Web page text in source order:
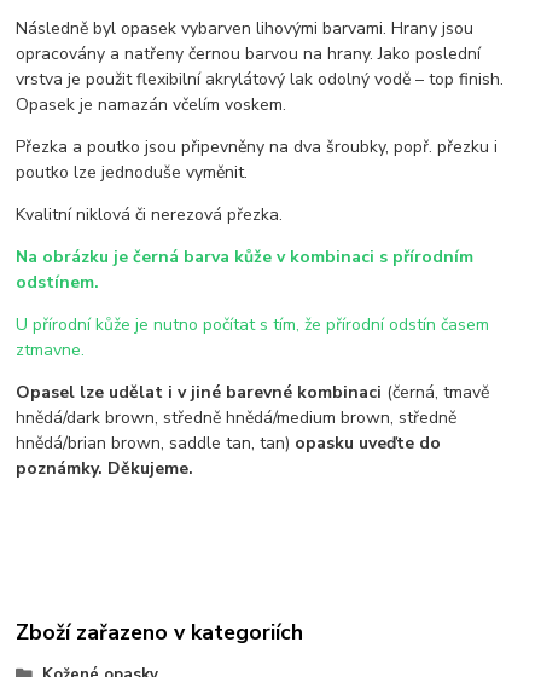
Následně byl opasek vybarven lihovými barvami. Hrany jsou
opracovány a natřeny černou barvou na hrany. Jako poslední
vrstva je použit flexibilní akrylátový lak odolný vodě – top finish.
Opasek je namazán včelím voskem.
Přezka a poutko jsou připevněny na dva šroubky, popř. přezku i
poutko lze jednoduše vyměnit.
Kvalitní niklová či nerezová přezka.
Na obrázku je černá barva kůže v kombinaci s přírodním
odstínem.
U přírodní kůže je nutno počítat s tím, že přírodní odstín časem
ztmavne.
Opasel lze udělat i v jiné barevné kombinaci (černá, tmavě
hnědá/dark brown, středně hnědá/medium brown, středně
hnědá/brian brown, saddle tan, tan) opasku uveďte do
poznámky. Děkujeme.
Zboží zařazeno v kategoriích